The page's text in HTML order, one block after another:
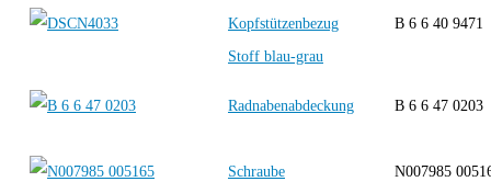
Kopfstützenbezug
Stoff blau-grau
B 6 6 40 9471
Radnabenabdeckung B 6 6 47 0203
Schraube N007985